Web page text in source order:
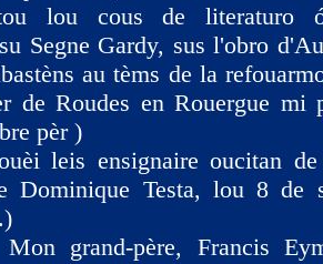
lou cous de literaturo
Segne Gardy, sus l'obro
au tèms de la
de Roudes en Rouergue mi
pèr )
leis ensignaire oucitan
Dominique Testa, lou 8 de
grand-père, Francis